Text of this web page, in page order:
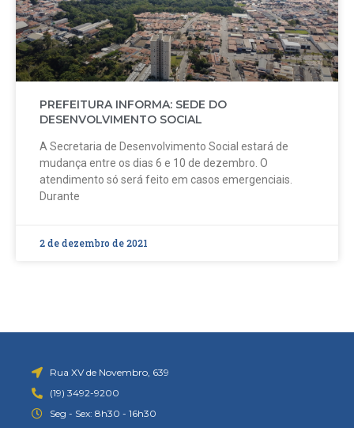
PREFEITURA INFORMA: SEDE DO
DESENVOLVIMENTO SOCIAL
A Secretaria de Desenvolvimento Social estará de
mudança entre os dias 6 e 10 de dezembro. O
atendimento só será feito em casos emergenciais.
Durante
2 de dezembro de 2021
Rua XV de Novembro, 639
(19) 3492-9200
Seg - Sex: 8h30 - 16h30